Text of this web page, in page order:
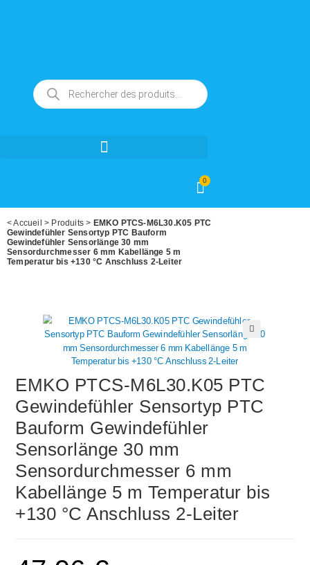
0
<Accueil > Produits > EMKO PTCS-M6L30.K05 PTC
Gewindefühler Sensortyp PTC Bauform
Gewindefühler Sensorlänge 30 mm
Sensordurchmesser 6 mm Kabellänge 5 m
Temperatur bis +130 °C Anschluss 2-Leiter
EMKO PTCS-M6L30.K05 PTC
Gewindefühler Sensortyp PTC
Bauform Gewindefühler
Sensorlänge 30 mm
Sensordurchmesser 6 mm
Kabellänge 5 m Temperatur bis
+130 °C Anschluss 2-Leiter